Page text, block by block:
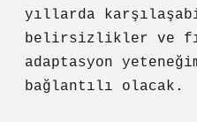
yıllarda
belirsizlikler ve
adaptasyon
bağlantılı olacak.